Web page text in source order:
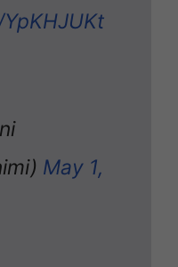
May 1,